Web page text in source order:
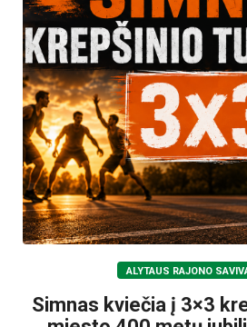
ALYTAUS RAJONO
Simnas kviečia į 3×3